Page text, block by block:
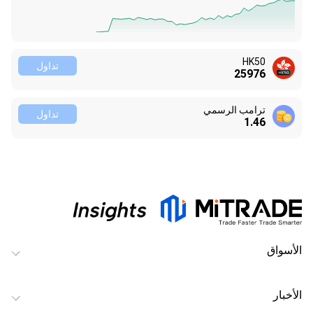
HK50
25976
تداول
ترامب الرسمي
1.46
تداول
الأسواق
الأخبار